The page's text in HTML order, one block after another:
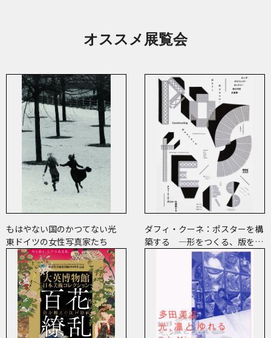
オススメ展覧会
もはやない国のかつてない光
東ドイツの女性写真家たち
ダフィ・クーネ：ポスターを構
築する ―形をつくる、版をつ
くる、表現をつくる―